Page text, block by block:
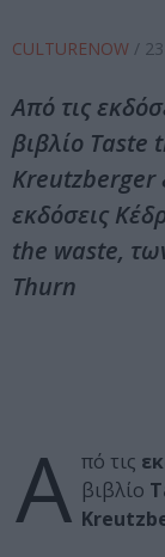
CULTURENOW /
Από τις
βιβλίο
Kreutzberger
εκδόσεις
the waste,
Thurn
Α πό τις
βιβλίο